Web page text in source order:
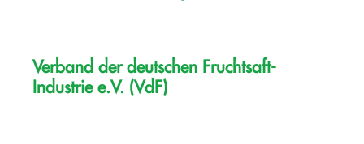
Verband der deutschen Fruchtsaft-
Industrie e.V. (VdF)